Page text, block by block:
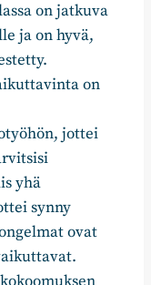
on jatkuva
ja on hyvä,
on
jottei
yhä
synny
ovat